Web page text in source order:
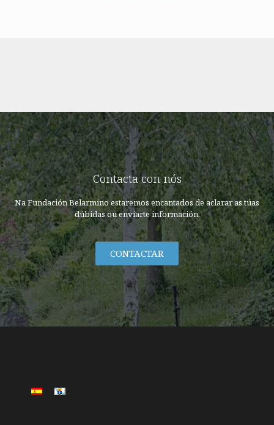
Contacta con nós
Na Fundación Belarmino estaremos encantados de aclarar as túas
dúbidas ou enviarte información.
CONTACTAR